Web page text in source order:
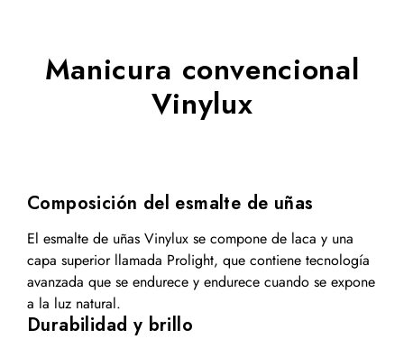
Manicura convencional
Vinylux
Composición del esmalte de uñas
El esmalte de uñas Vinylux se compone de laca y una
capa superior llamada Prolight, que contiene tecnología
avanzada que se endurece y endurece cuando se expone
a la luz natural.
Durabilidad y brillo